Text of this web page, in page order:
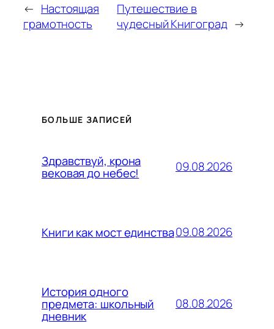
← Настоящая
грамотность
Путешествие в
чудесный Книгоград →
БОЛЬШЕ ЗАПИСЕЙ
Здравствуй, крона
вековая до небес! 09.08.2026
Книги как мост единства09.08.2026
История одного
предмета: школьный
дневник
08.08.2026